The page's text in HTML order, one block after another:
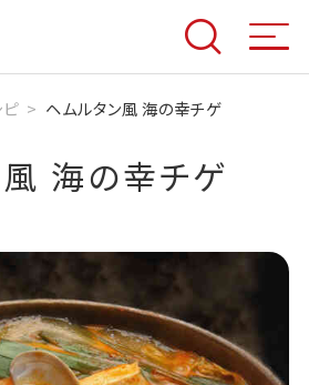
ヘムルタン風 海の幸チゲ
海の幸チゲ